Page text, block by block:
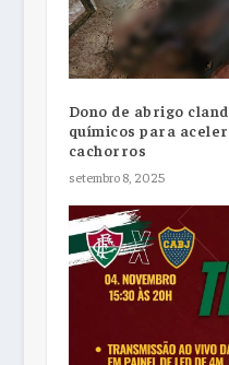
Dono de abrigo
químicos para
cachorros
setembro 8, 2025